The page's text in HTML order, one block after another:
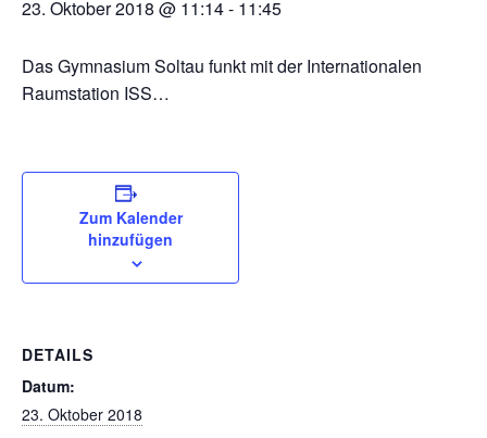
23. Oktober 2018 @ 11:14- 11:45
Das Gymnasium Soltau funkt mit der Internationalen
Raumstation ISS…
Zum Kalender
hinzufügen
DETAILS
Datum:
23. Oktober 2018